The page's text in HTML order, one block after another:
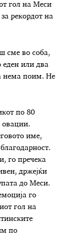
гол на Меси
рекордот на
сме во соба,
еден или два
нема поим. Не
по 80
овации.
име,
го пречека
држејќи
до Меси.
го
гол на
по